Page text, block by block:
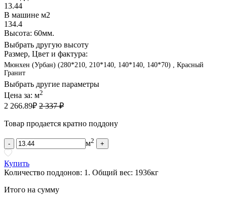
13.44
В машине м2
134.4
Высота: 60мм.
Выбрать другую высоту
Размер, Цвет и фактура:
Мюнхен (Урбан) (280*210, 210*140, 140*140, 140*70) , Красный
Гранит
Выбрать другие параметры
Цена за: м2
2 266.89₽ 2 337 ₽
Товар продается кратно поддону
- м2 +
Купить
Количество поддонов: 1 . Общий вес: 1936кг
Итого на сумму